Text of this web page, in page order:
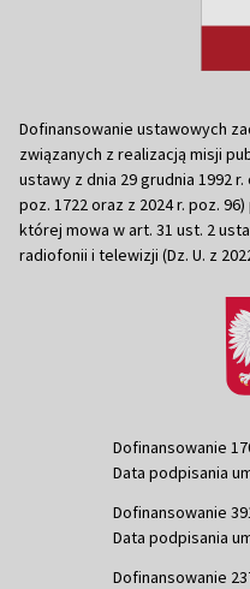
Dofinansowanie ustawowych
związanych z realizacją misji
ustawy z dnia 29 grudnia 1992
poz. 1722 oraz z 2024 r. poz.
której mowa w art. 31 ust. 2
radiofonii i telewizji (Dz. U. z
Dofinansowanie
Data podpisania
Dofinansowanie
Data podpisania
Dofinansowanie